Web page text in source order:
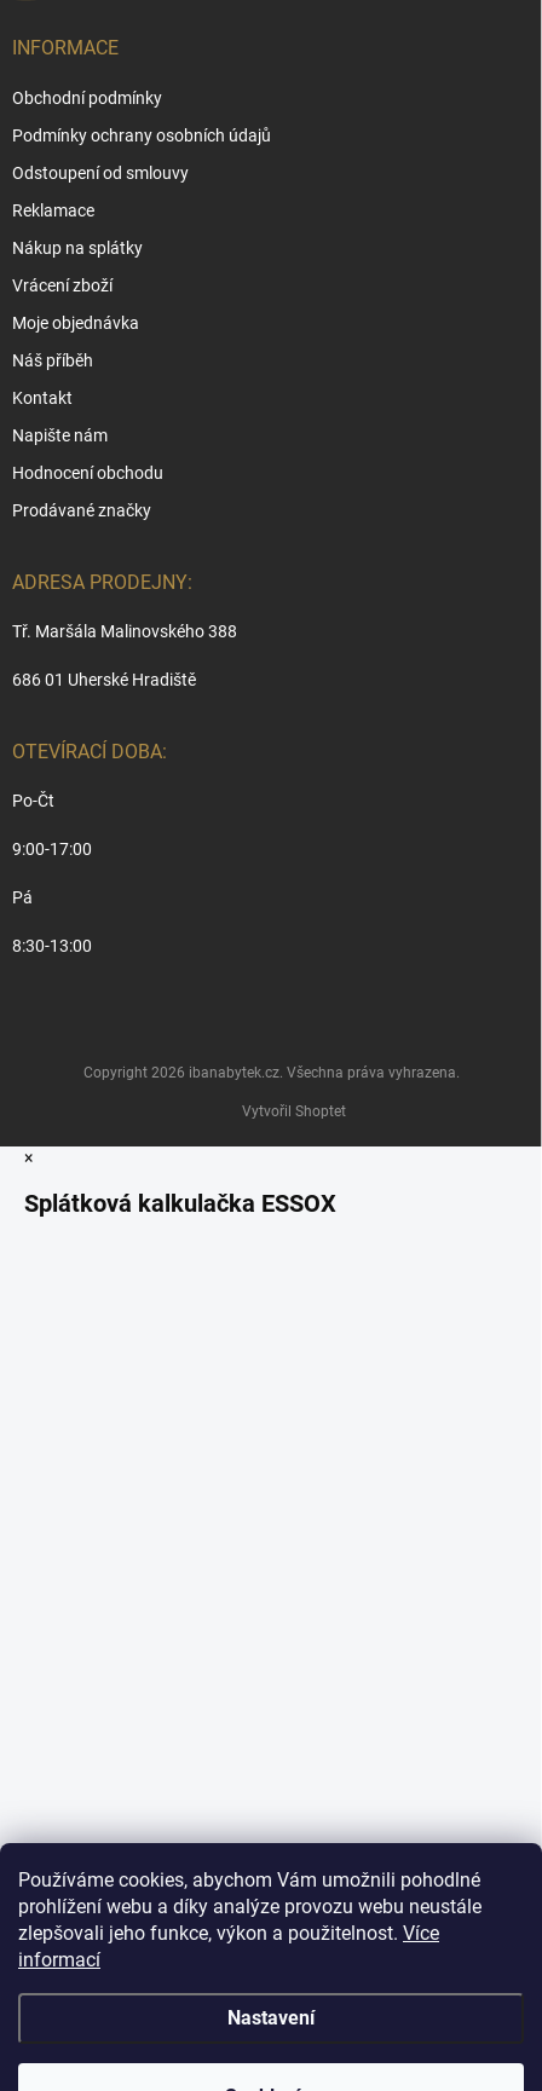
Používáme cookies, abychom Vám umožnili pohodlné
prohlížení webu a díky analýze provozu webu neustále
zlepšovali jeho funkce, výkon a použitelnost. Více
informací
Nastavení
INFORMACE
Obchodní podmínky
Podmínky ochrany osobních údajů
Odstoupení od smlouvy
Reklamace
Nákup na splátky
Vrácení zboží
Moje objednávka
Náš příběh
Kontakt
Napište nám
Hodnocení obchodu
Prodávané značky
ADRESA PRODEJNY:
Tř. Maršála Malinovského 388
686 01 Uherské Hradiště
OTEVÍRACÍ DOBA:
Po-Čt
9:00-17:00
Pá
8:30-13:00
Vytvořil Shoptet
Copyright 2026 ibanabytek.cz. Všechna práva vyhrazena.
×
Splátková kalkulačka ESSOX